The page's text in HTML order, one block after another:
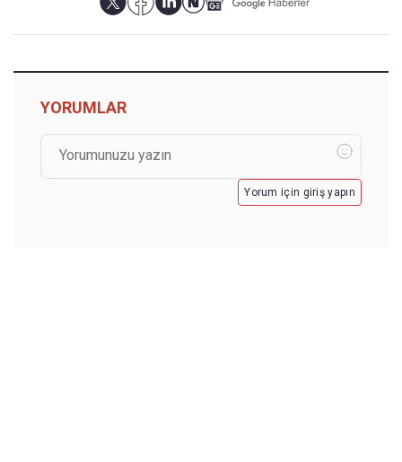
YORUMLAR
Yorum için giriş yapın